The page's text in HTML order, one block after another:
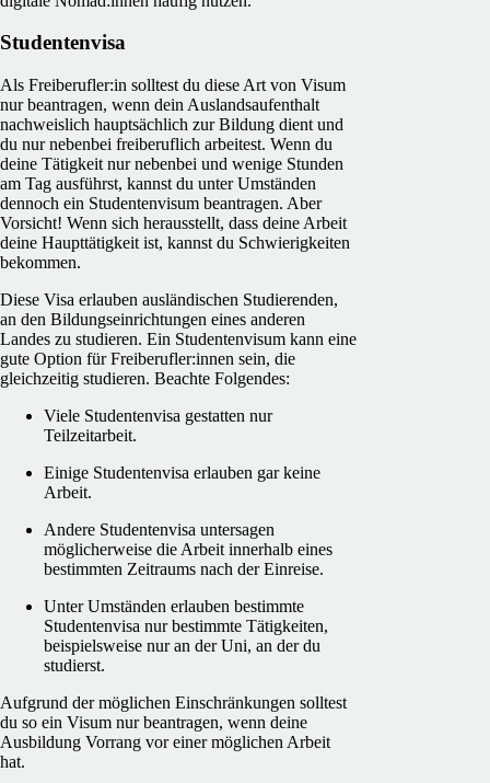
Studentenvisa
Als Freiberufler:in solltest du diese Art von Visum
nur beantragen, wenn dein Auslandsaufenthalt
nachweislich hauptsächlich zur Bildung dient und
du nur nebenbei freiberuflich arbeitest. Wenn du
deine Tätigkeit nur nebenbei und wenige Stunden
am Tag ausführst, kannst du unter Umständen
dennoch ein Studentenvisum beantragen. Aber
Vorsicht! Wenn sich herausstellt, dass deine Arbeit
deine Haupttätigkeit ist, kannst du Schwierigkeiten
bekommen.
Diese Visa erlauben ausländischen Studierenden,
an den Bildungseinrichtungen eines anderen
Landes zu studieren. Ein Studentenvisum kann eine
gute Option für Freiberufler:innen sein, die
gleichzeitig studieren. Beachte Folgendes:
Viele Studentenvisa gestatten nur
Teilzeitarbeit.
Einige Studentenvisa erlauben gar keine
Arbeit.
Andere Studentenvisa untersagen
möglicherweise die Arbeit innerhalb eines
bestimmten Zeitraums nach der Einreise.
Unter Umständen erlauben bestimmte
Studentenvisa nur bestimmte Tätigkeiten,
beispielsweise nur an der Uni, an der du
studierst.
Aufgrund der möglichen Einschränkungen solltest
du so ein Visum nur beantragen, wenn deine
Ausbildung Vorrang vor einer möglichen Arbeit
hat.